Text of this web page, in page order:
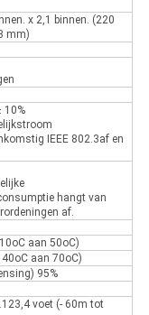
x 2,1 binnen. (220
mm)
10%
IEEE 802.3af en
hangt van
af.
aan 50oC)
aan 70oC)
95%
voet (- 60m tot